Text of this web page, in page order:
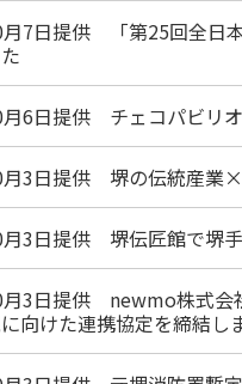
月7日提供 「第25回全日
6日提供 チェコパビリ
3日提供 堺の伝統産業×
3日提供 堺伝匠館で堺
3日提供 newmo株式会
向けた連携協定を締結し